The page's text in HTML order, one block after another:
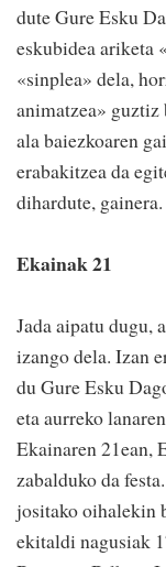
dute Gure Esku
eskubidea ariketa
«sinplea» dela,
animatzea»
ala baiezkoaren
erabakitzea da
dihardute, gainera.
Ekainak 21
Jada aipatu dugu,
izango dela. Izan
du Gure Esku
eta aurreko
Ekainaren 21ean,
zabalduko da
jositako oihalekin
ekitaldi nagusiak